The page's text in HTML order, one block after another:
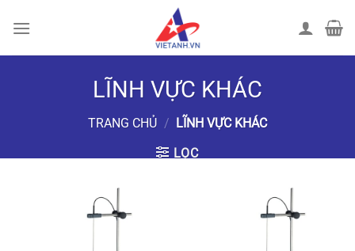
đến
LĨNH VỰC KHÁC
TRANG CHỦ /
LĨNH VỰC KHÁC
LỌC